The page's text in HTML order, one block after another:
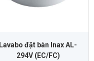
Lavabo đặt bàn Inax AL-
294V (EC/FC)